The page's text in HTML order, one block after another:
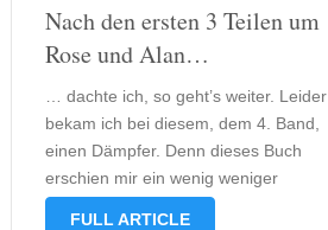
Nach den ersten 3 Teilen um
Rose und Alan…
… dachte ich, so geht’s weiter. Leider
bekam ich bei diesem, dem 4. Band,
einen Dämpfer. Denn dieses Buch
erschien mir ein wenig weniger
mystisch als die vorangegangenen
FULL ARTICLE